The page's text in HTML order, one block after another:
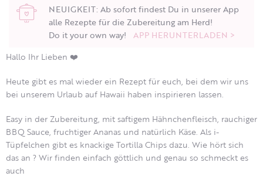
NEUIGKEIT: Ab sofort findest Du in unserer App
alle Rezepte für die Zubereitung am Herd!
Do it your own way! APP HERUNTERLADEN >
Hallo Ihr Lieben ❤️
Heute gibt es mal wieder ein Rezept für euch, bei dem wir uns
bei unserem Urlaub auf Hawaii haben inspirieren lassen.
Easy in der Zubereitung, mit saftigem Hähnchenfleisch, rauchiger
BBQ Sauce, fruchtiger Ananas und natürlich Käse. Als i-
Tüpfelchen gibt es knackige Tortilla Chips dazu. Wie hört sich
das an ? Wir finden einfach göttlich und genau so schmeckt es
auch